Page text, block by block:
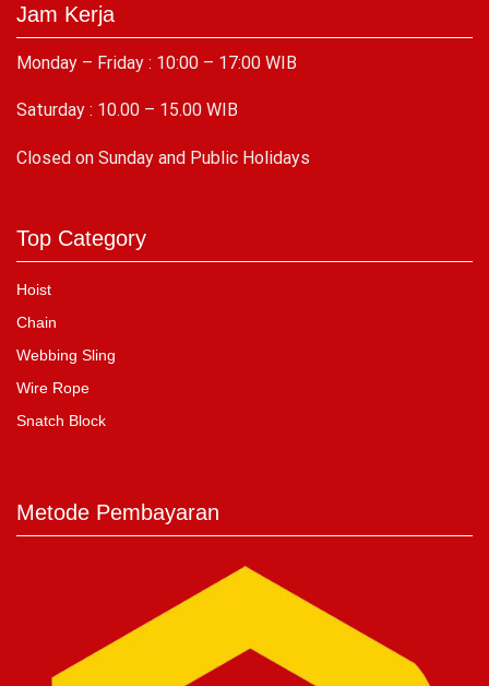
Jam Kerja
Monday – Friday : 10:00 – 17:00 WIB
Saturday : 10.00 – 15.00 WIB
Closed on Sunday and Public Holidays
Top Category
Hoist
Chain
Webbing Sling
Wire Rope
Snatch Block
Metode Pembayaran